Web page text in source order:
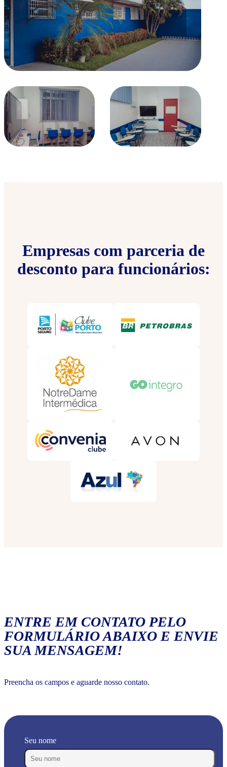
Empresas com parceria de
desconto para funcionários:
ENTRE EM CONTATO PELO
FORMULÁRIO ABAIXO E ENVIE
SUA MENSAGEM!
Preencha os campos e aguarde nosso contato.
Seu nome